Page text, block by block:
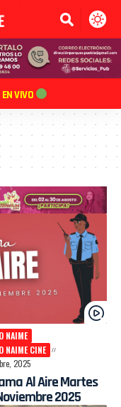
EN VIVO
NAIME
NAIME CINE
2025
Al Aire Martes
2025